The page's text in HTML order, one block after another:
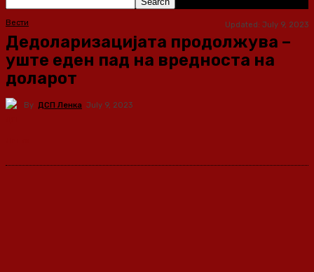
Вести Updated: July 9, 2023
Дедоларизацијата продолжува –
уште еден пад на вредноста на
доларот
By ДСП Ленка July 9, 2023